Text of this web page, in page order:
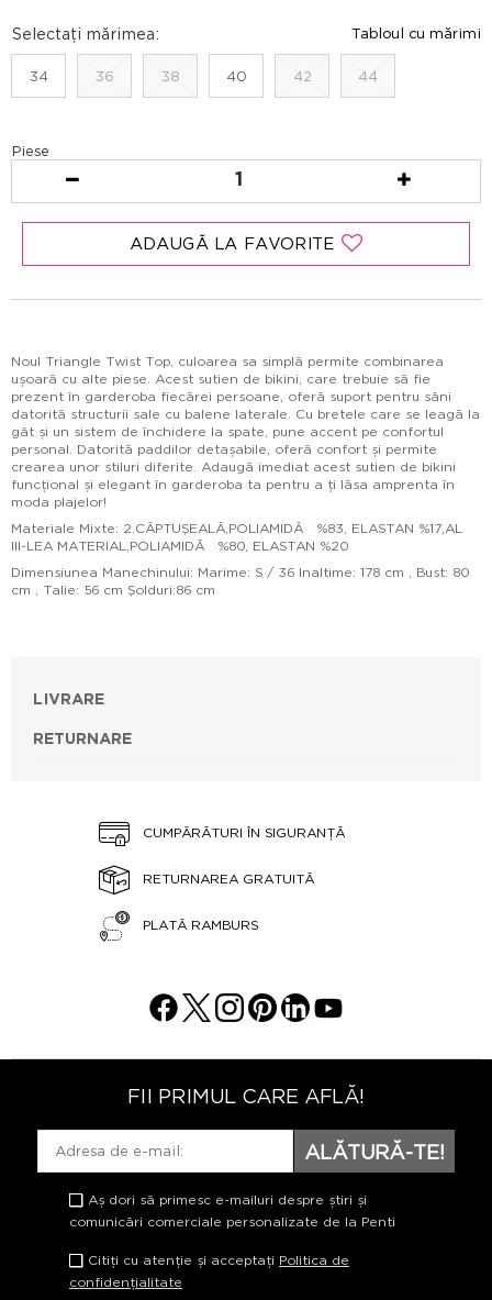
Selectați mărimea: Tabloul cu mărimi
34 36 38 40 42 44
Piese
1
ADAUGĂ LA FAVORITE
Noul Triangle Twist Top, culoarea sa simplă permite combinarea
ușoară cu alte piese. Acest sutien de bikini, care trebuie să fie
prezent în garderoba fiecărei persoane, oferă suport pentru sâni
datorită structurii sale cu balene laterale. Cu bretele care se leagă la
gât și un sistem de închidere la spate, pune accent pe confortul
personal. Datorită paddilor detașabile, oferă confort și permite
crearea unor stiluri diferite. Adaugă imediat acest sutien de bikini
funcțional și elegant în garderoba ta pentru a ți lăsa amprenta în
moda plajelor!
Materiale Mixte: 2.CĂPTUŞEALĂ,POLIAMIDĂ %83, ELASTAN %17,AL
III-LEA MATERIAL,POLIAMIDĂ %80, ELASTAN %20
Dimensiunea Manechinului: Marime: S / 36 Inaltime: 178 cm , Bust: 80
cm , Talie: 56 cm Şolduri:86 cm
LIVRARE
RETURNARE
CUMPĂRĂTURI ÎN SIGURANȚĂ
RETURNAREA GRATUITĂ
PLATĂ RAMBURS
FII PRIMUL CARE AFLĂ!
ALĂTURĂ-TE!
Aș dori să primesc e-mailuri despre știri și
comunicări comerciale personalizate de la Penti
Citiți cu atenție și acceptați Politica de
confidențialitate